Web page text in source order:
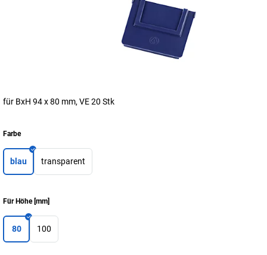
für BxH 94 x 80 mm, VE 20 Stk
Farbe
blau transparent
Für Höhe[mm]
80 100